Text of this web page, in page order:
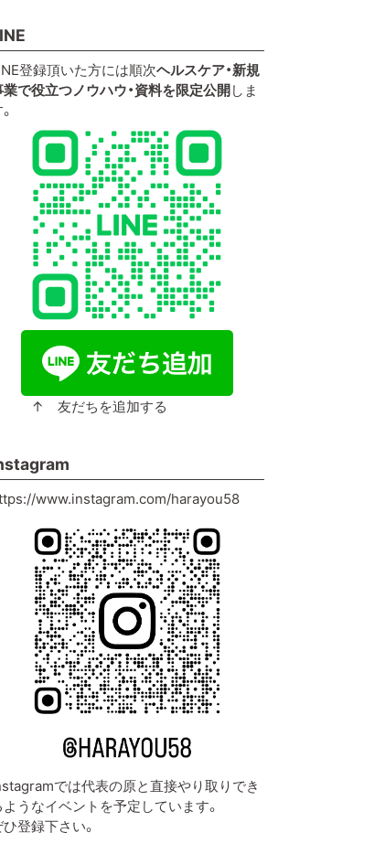
登録頂いた方には順次ヘルスケア・新規
で役立つノウハウ・資料を限定公開しま
↑ 友だちを追加する
www.instagram.com/harayou58
では代表の原と直接やり取りでき
ようなイベントを予定しています。
登録下さい。